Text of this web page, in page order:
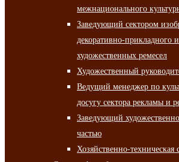
межнационального
Заведующий сектором
декоративно-прикладного
художественных ремесел
Художественный
Ведущий менеджер по
досугу сектора рекламы и
Заведующий
частью
Хозяйственно-техническая